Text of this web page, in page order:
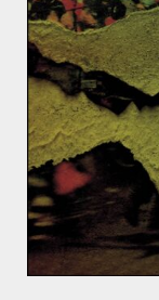
ACTUALITÉS
Adrien VILLARD
Elections
avant
Contradiction ?
président turc
tenue d’élections